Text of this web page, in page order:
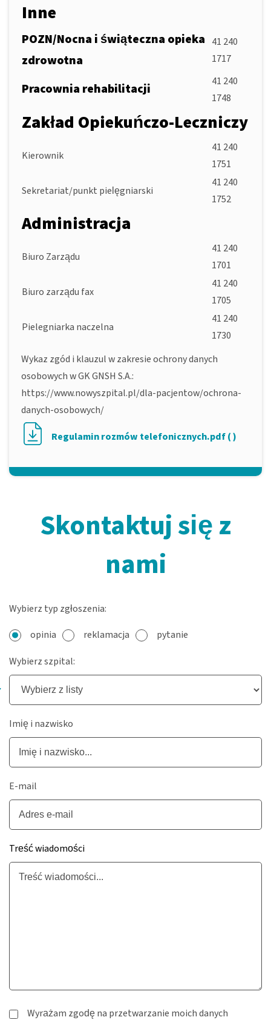
Inne
POZN/Nocna i świąteczna opieka
zdrowotna
41 240
1717
Pracownia rehabilitacji
41 240
1748
Zakład Opiekuńczo-Leczniczy
Kierownik
41 240
1751
Sekretariat/punkt pielęgniarski
41 240
1752
Administracja
Biuro Zarządu
41 240
1701
Biuro zarządu fax
41 240
1705
Pielegniarka naczelna
41 240
1730
Wykaz zgód i klauzul w zakresie ochrony danych
osobowych w GK GNSH S.A.:
https://www.nowyszpital.pl/dla-pacjentow/ochrona-
danych-osobowych/
Regulamin rozmów telefonicznych.pdf ( )
Skontaktuj się z
nami
Wybierz typ zgłoszenia:
opinia
reklamacja
pytanie
Wybierz szpital:
Imię i nazwisko
E-mail
Treść wiadomości
Wyrażam zgodę na przetwarzanie moich danych